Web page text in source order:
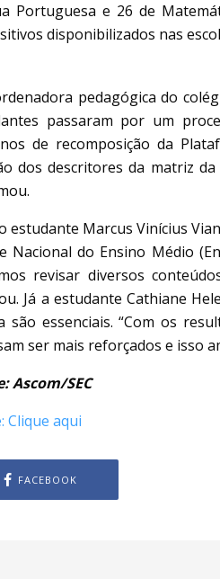
Portuguesa e 26 de
disponibilizados nas
pedagógica do
passaram por um
de recomposição da
dos descritores da matriz
estudante Marcus Vinícius
Nacional do Ensino Médio
revisar diversos
Já a estudante Cathiane
são essenciais. “Com os
ser mais reforçados e isso
Ascom/SEC
Clique aqui
FACEBOOK